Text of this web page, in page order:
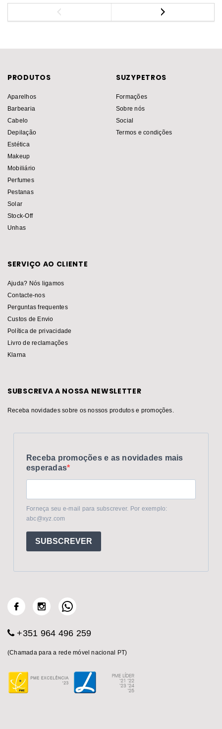
PRODUTOS
Aparelhos
Barbearia
Cabelo
Depilação
Estética
Makeup
Mobiliário
Perfumes
Pestanas
Solar
Stock-Off
Unhas
SUZYPETROS
Formações
Sobre nós
Social
Termos e condições
SERVIÇO AO CLIENTE
Ajuda? Nós ligamos
Contacte-nos
Perguntas frequentes
Custos de Envio
Política de privacidade
Livro de reclamações
Klarna
SUBSCREVA A NOSSA NEWSLETTER
Receba novidades sobre os nossos produtos e promoções.
Receba promoções e as novidades mais
esperadas
Forneça seu e-mail para subscrever. Por exemplo:
abc@xyz.com
SUBSCREVER
+351 964 496 259
(Chamada para a rede móvel nacional PT)